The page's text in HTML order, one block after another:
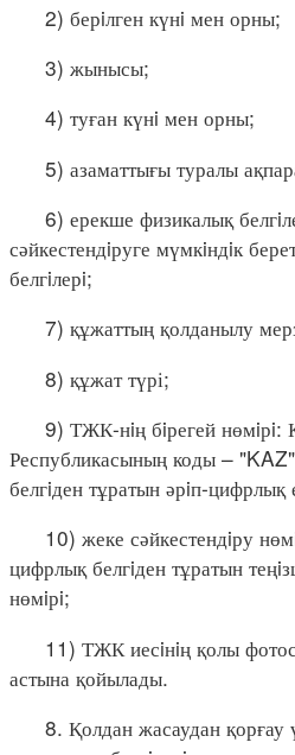
2) берiлген күнi мен орны;
3) жынысы;
4) туған күнi мен орны;
5) азаматтығы туралы
6) ерекше физикалық
сәйкестендiруге мүмкiндiк
белгiлерi;
7) құжаттың қолданылу
8) құжат түрі;
9) ТЖК-нiң бiрегей нөмiрi:
Республикасының коды –
белгiден тұратын әрiп-цифрлық
10) жеке сәйкестендiру
цифрлық белгiден тұратын
нөмiрi;
11) ТЖК иесiнiң қолы
астына қойылады.
8. Қолдан жасаудан қорғау